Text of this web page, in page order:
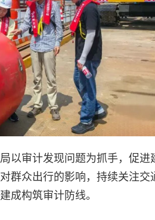
以审计发现问题为抓手，促进
群众出行的影响，持续关注
成构筑审计防线。